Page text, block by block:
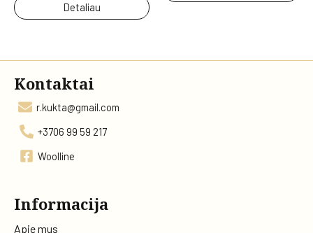
Detaliau
Kontaktai
r.kukta@gmail.com
+3706 99 59 217
Woolline
Informacija
Apie mus